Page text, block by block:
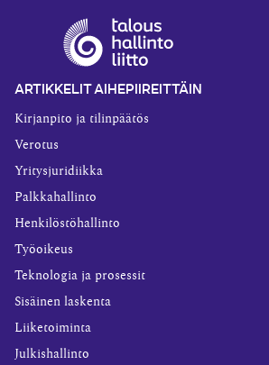
ARTIKKELIT AIHEPIIREITTÄIN
Kirjanpito ja tilinpäätös
Verotus
Yritysjuridiikka
Palkkahallinto
Henkilöstöhallinto
Työoikeus
Teknologia ja prosessit
Sisäinen laskenta
Liiketoiminta
Julkishallinto